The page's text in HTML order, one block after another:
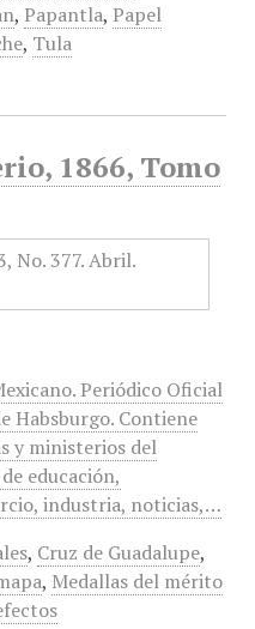
, Papantla, Papel
, Tula
1866, Tomo
Periódico Oficial
Habsburgo. Contiene
y ministerios del
educación,
industria, noticias,…
, Cruz de Guadalupe,
, Medallas del mérito